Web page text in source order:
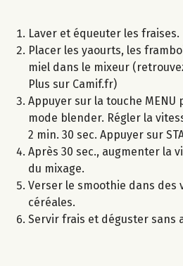
Laver et équeuter les fraises.
Placer les yaourts, les
miel dans le mixeur
Plus sur Camif.fr)
Appuyer sur la touche
mode blender. Régler la
2 min. 30 sec. Appuyer sur
Après 30 sec., augmenter la
du mixage.
Verser le smoothie dans des
céréales.
Servir frais et déguster sans